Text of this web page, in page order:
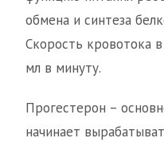
обмена и синтеза
Скорость кровотока
мл в минуту.
Прогестерон –
начинает